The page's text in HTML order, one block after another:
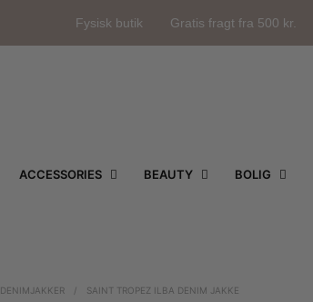
Fysisk butik Gratis fragt fra 500 kr.
ACCESSORIES BEAUTY BOLIG
DENIMJAKKER /
SAINT TROPEZ ILBA DENIM JAKKE